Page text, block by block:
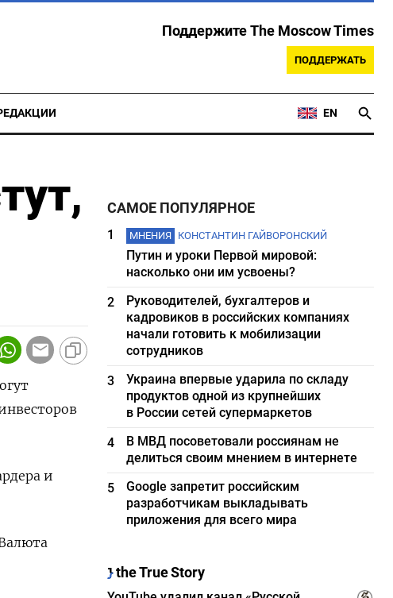
Поддержите The Moscow Times
ПОДДЕРЖАТЬ
EN
и
САМОЕ ПОПУЛЯРНОЕ
1 МНЕНИЯ КОНСТАНТИН ГАЙВОРОНСКИЙ
Путин и уроки Первой мировой:
насколько они им усвоены?
2
Руководителей, бухгалтеров и
кадровиков в российских компаниях
начали готовить к мобилизации
сотрудников
3
Украина впервые ударила по складу
продуктов одной из крупнейших
в России сетей супермаркетов
4
В МВД посоветовали россиянам не
делиться своим мнением в интернете
5
Google запретит российским
разработчикам выкладывать
приложения для всего мира